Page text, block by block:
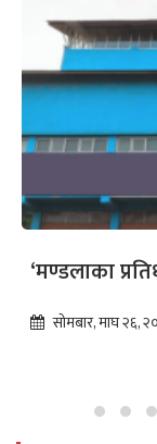
नन्दकृष्ण
लोकसाहित्य